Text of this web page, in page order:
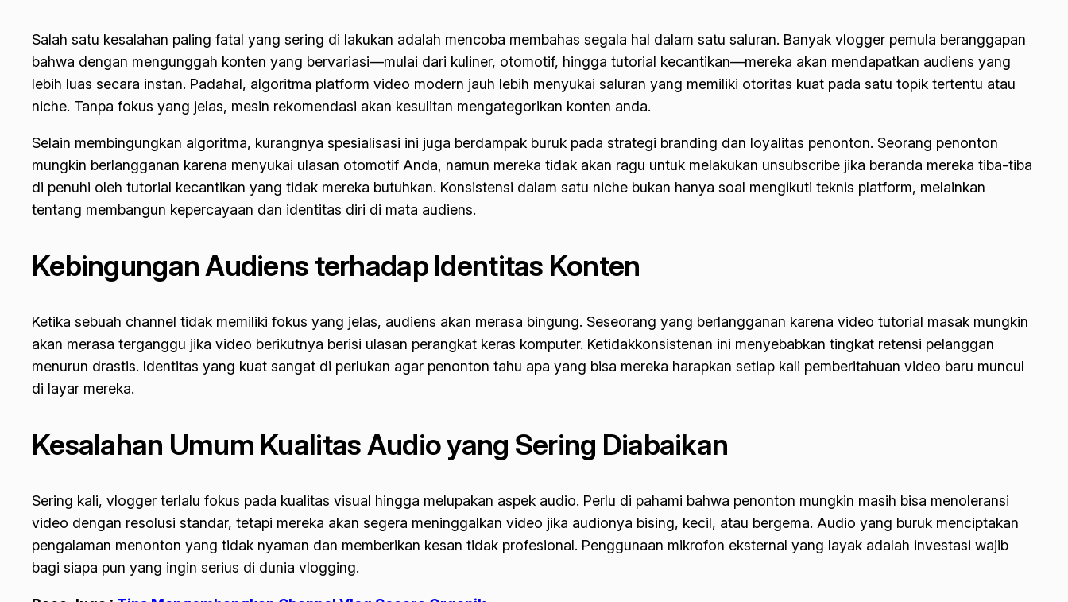
Salah satu kesalahan paling fatal yang sering di lakukan adalah mencoba membahas segala hal dalam satu saluran. Banyak vlogger pemula beranggapan
bahwa dengan mengunggah konten yang bervariasi—mulai dari kuliner, otomotif, hingga tutorial kecantikan—mereka akan mendapatkan audiens yang
lebih luas secara instan. Padahal, algoritma platform video modern jauh lebih menyukai saluran yang memiliki otoritas kuat pada satu topik tertentu atau
niche. Tanpa fokus yang jelas, mesin rekomendasi akan kesulitan mengategorikan konten anda.
Selain membingungkan algoritma, kurangnya spesialisasi ini juga berdampak buruk pada strategi branding dan loyalitas penonton. Seorang penonton
mungkin berlangganan karena menyukai ulasan otomotif Anda, namun mereka tidak akan ragu untuk melakukan unsubscribe jika beranda mereka tiba-tiba
di penuhi oleh tutorial kecantikan yang tidak mereka butuhkan. Konsistensi dalam satu niche bukan hanya soal mengikuti teknis platform, melainkan
tentang membangun kepercayaan dan identitas diri di mata audiens.
Kebingungan Audiens terhadap Identitas Konten
Ketika sebuah channel tidak memiliki fokus yang jelas, audiens akan merasa bingung. Seseorang yang berlangganan karena video tutorial masak mungkin
akan merasa terganggu jika video berikutnya berisi ulasan perangkat keras komputer. Ketidakkonsistenan ini menyebabkan tingkat retensi pelanggan
menurun drastis. Identitas yang kuat sangat di perlukan agar penonton tahu apa yang bisa mereka harapkan setiap kali pemberitahuan video baru muncul
di layar mereka.
Kesalahan Umum Kualitas Audio yang Sering Diabaikan
Sering kali, vlogger terlalu fokus pada kualitas visual hingga melupakan aspek audio. Perlu di pahami bahwa penonton mungkin masih bisa menoleransi
video dengan resolusi standar, tetapi mereka akan segera meninggalkan video jika audionya bising, kecil, atau bergema. Audio yang buruk menciptakan
pengalaman menonton yang tidak nyaman dan memberikan kesan tidak profesional. Penggunaan mikrofon eksternal yang layak adalah investasi wajib
bagi siapa pun yang ingin serius di dunia vlogging.